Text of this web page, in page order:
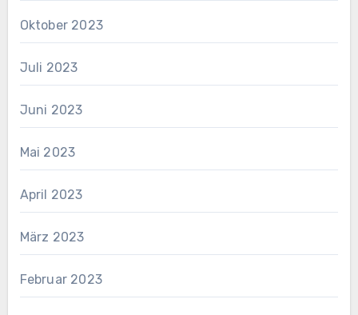
Oktober 2023
Juli 2023
Juni 2023
Mai 2023
April 2023
März 2023
Februar 2023